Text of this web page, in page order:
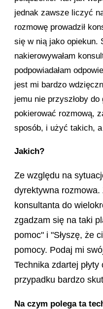
jednak zawsze liczyć
rozmowę prowadził
się w nią jako opiekun.
nakierowywałam
podpowiadałam
jest mi bardzo
jemu nie przyszłoby do
pokierować rozmową,
sposób, i użyć takich,
Jakich?
Ze względu na
dyrektywna rozmowa.
konsultanta do
zgadzam się na taki
pomoc" i "Słyszę, że
pomocy. Podaj mi
Technika zdartej płyty
przypadku bardzo
Na czym polega ta